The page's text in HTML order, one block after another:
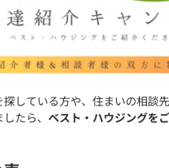
探している方や、住まいの相談
たら、 ベスト・ハウジングを